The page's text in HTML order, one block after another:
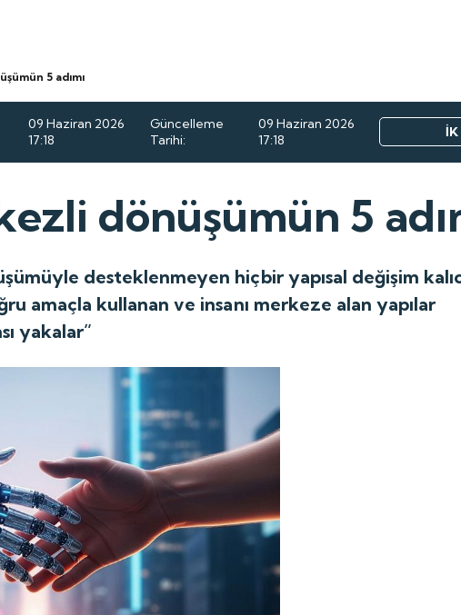
5 adımı
09 Haziran 2026
17:18
Güncelleme
Tarihi:
09 Haziran 2026
17:18
İK
dönüşümün 5
desteklenmeyen hiçbir yapısal değişim
amaçla kullanan ve insanı merkeze alan yapılar
yakalar”